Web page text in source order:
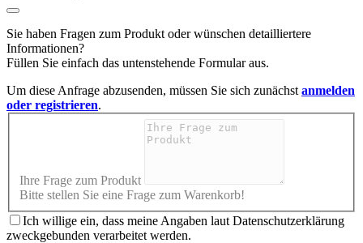
Sie haben Fragen zum Produkt oder wünschen detailliertere
Informationen?
Füllen Sie einfach das untenstehende Formular aus.
Um diese Anfrage abzusenden, müssen Sie sich zunächst anmelden
oder registrieren.
Ihre Frage zum Produkt
Bitte stellen Sie eine Frage zum Warenkorb!
Ich willige ein, dass meine Angaben laut Datenschutzerklärung
zweckgebunden verarbeitet werden.